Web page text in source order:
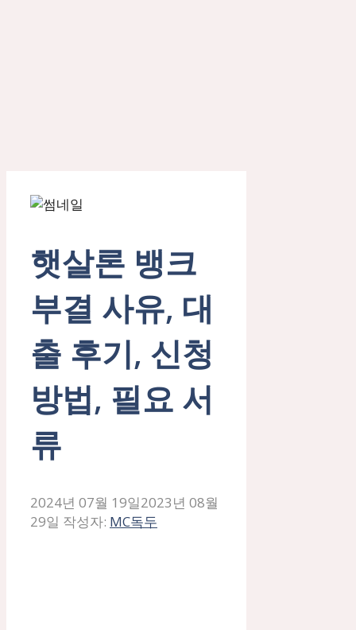
햇살론 뱅크
부결 사유, 대
출 후기, 신청
방법, 필요 서
류
2024년 07월 19일2023년 08월
29일 작성자: MC독두